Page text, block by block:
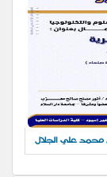
محمد علي الجلال